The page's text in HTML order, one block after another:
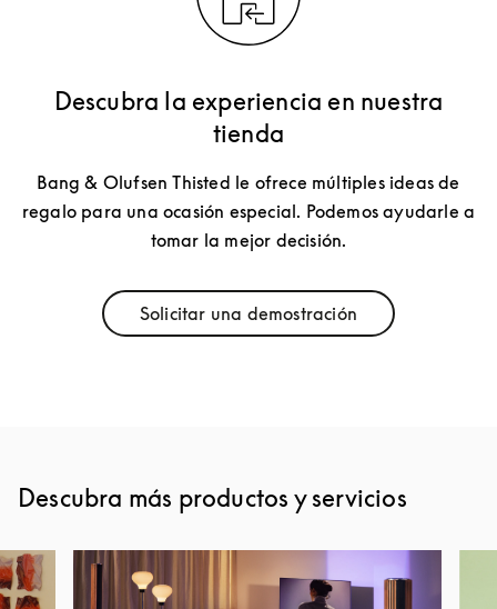
Descubra la experiencia en nuestra
tienda
Bang & Olufsen Thisted le ofrece múltiples ideas de
regalo para una ocasión especial. Podemos ayudarle a
tomar la mejor decisión.
Solicitar una demostración
Link Opens in New Tab
Descubra más productos y servicios